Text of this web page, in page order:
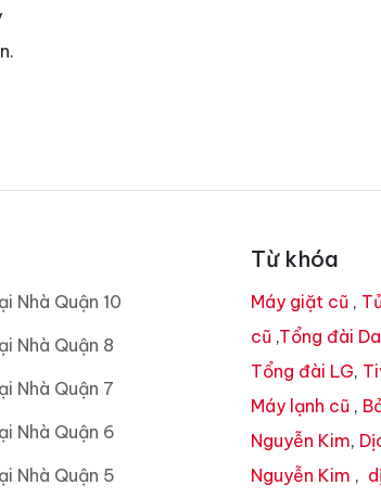
Nhà Quận 10
Nhà Quận 8
Nhà Quận 7
Nhà Quận 6
Nhà Quận 5
Từ khóa
Máy giặt cũ ,
cũ ,Tổng đài
Tổng đài LG,
Máy lạnh cũ ,
Nguyễn Kim,
Nguyễn Kim ,